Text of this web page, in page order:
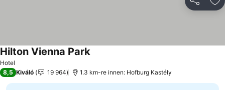
Hotel
Hilton Vienna Park
8,5 Kiváló 19 964 1.3 km-re innen: Hofburg Kastély